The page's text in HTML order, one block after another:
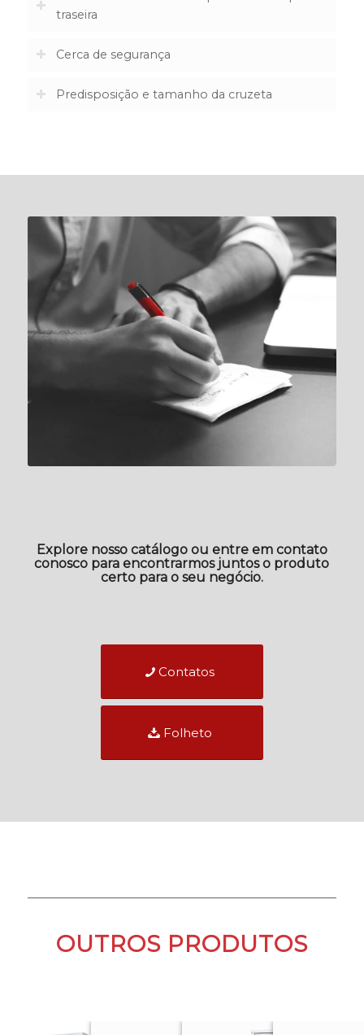
traseira
Cerca de segurança
Predisposição e tamanho da cruzeta
Explore nosso catálogo ou entre em contato
conosco para encontrarmos juntos o produto
certo para o seu negócio.
Contatos
Folheto
OUTROS PRODUTOS